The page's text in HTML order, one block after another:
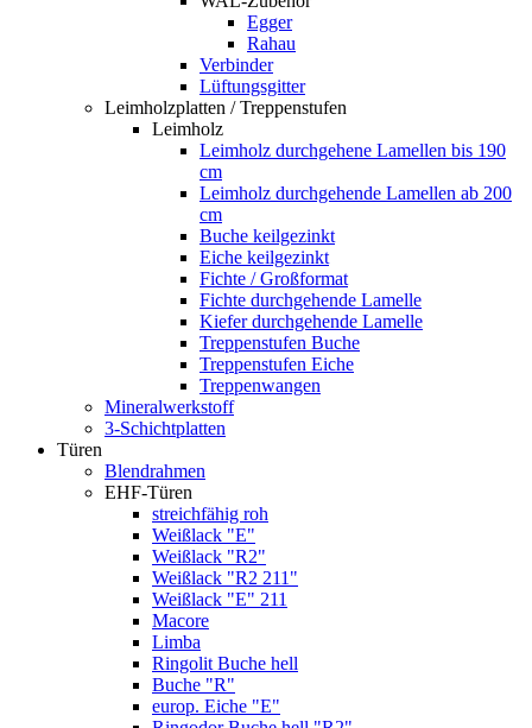
Egger
Rahau
Verbinder
Lüftungsgitter
Leimholzplatten / Treppenstufen
Leimholz
Leimholz durchgehene Lamellen bis 190
cm
Leimholz durchgehende Lamellen ab 200
cm
Buche keilgezinkt
Eiche keilgezinkt
Fichte / Großformat
Fichte durchgehende Lamelle
Kiefer durchgehende Lamelle
Treppenstufen Buche
Treppenstufen Eiche
Treppenwangen
Mineralwerkstoff
3-Schichtplatten
Türen
Blendrahmen
EHF-Türen
streichfähig roh
Weißlack "E"
Weißlack "R2"
Weißlack "R2 211"
Weißlack "E" 211
Macore
Limba
Ringolit Buche hell
Buche "R"
europ. Eiche "E"